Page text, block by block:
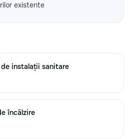
existente
instalații sanitare
încălzire